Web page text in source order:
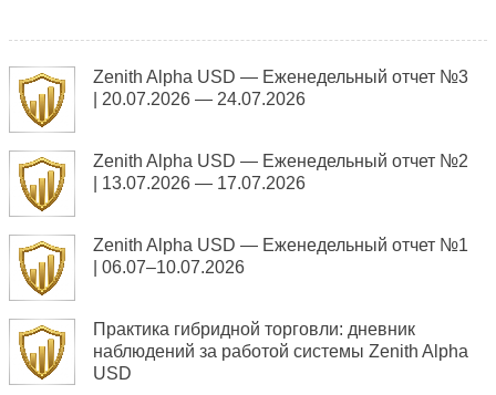
Zenith Alpha USD — Еженедельный отчет №3
| 20.07.2026 — 24.07.2026
Zenith Alpha USD — Еженедельный отчет №2
| 13.07.2026 — 17.07.2026
Zenith Alpha USD — Еженедельный отчет №1
| 06.07–10.07.2026
Практика гибридной торговли: дневник
наблюдений за работой системы Zenith Alpha
USD